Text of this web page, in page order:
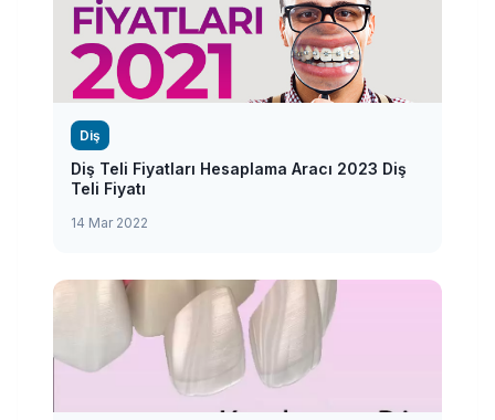
Diş
Diş Teli Fiyatları Hesaplama Aracı 2023 Diş
Teli Fiyatı
14 Mar 2022